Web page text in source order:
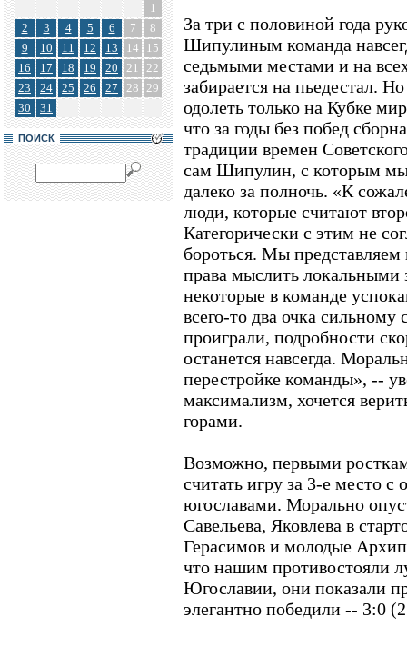
1
2
3 4 5 6 7
8
9
10 11 12 13 14
15
16
17 18 19 20 21
22
23
24 25 26 27 28 29
30
31
ПОИСК
За три с половиной года
Шипулиным команда
седьмыми местами и на
забирается на пьедестал.
одолеть только на Кубке
что за годы без побед
традиции времен
сам Шипулин, с которым мы
далеко за полночь. «К
люди, которые считают
Категорически с этим не
бороться. Мы
права мыслить локальными
некоторые в команде
всего-то два очка
проиграли, подробности
останется навсегда.
перестройке команды», --
максимализм, хочется
горами.
Возможно, первыми
считать игру за 3-е место
югославами. Морально
Савельева, Яковлева в
Герасимов и молодые
что нашим противостояли
Югославии, они показали
элегантно победили -- 3:0